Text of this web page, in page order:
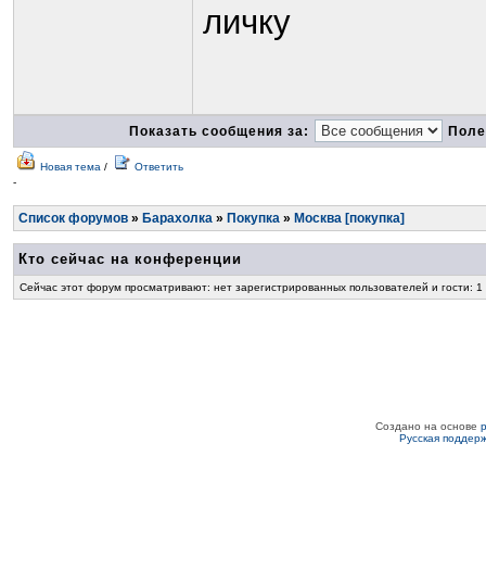
личку
Показать сообщения за:
Новая тема /
Ответить
-
Список форумов » Барахолка » Покупка » Москва [покупка]
Кто сейчас на конференции
Сейчас этот форум просматривают: нет зарегистрированных пользователей и гости: 1
Создано на основе
Русская